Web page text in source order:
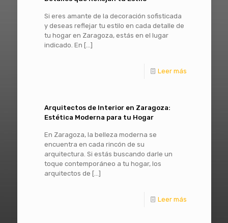
Si eres amante de la decoración sofisticada
y deseas reflejar tu estilo en cada detalle de
tu hogar en Zaragoza, estás en el lugar
indicado. En […]
Leer más
Arquitectos de Interior en Zaragoza:
Estética Moderna para tu Hogar
En Zaragoza, la belleza moderna se
encuentra en cada rincón de su
arquitectura. Si estás buscando darle un
toque contemporáneo a tu hogar, los
arquitectos de […]
Leer más